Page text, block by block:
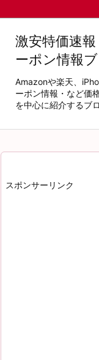
激安特価速
ーポン情報
Amazonや楽天、
ーポン情報・など価
を中心に紹介するブ
スポンサーリンク